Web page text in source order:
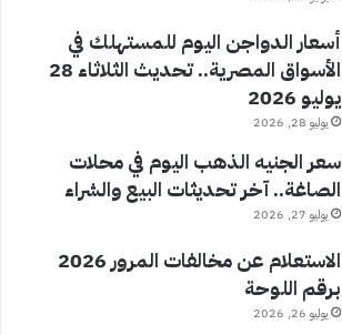
أسعار الدواجن اليوم للمستهلك في
الأسواق المصرية.. تحديث الثلاثاء 28
يوليو 2026
يوليو 28, 2026
سعر الجنيه الذهب اليوم في محلات
الصاغة.. آخر تحديثات البيع والشراء
يوليو 27, 2026
الاستعلام عن مخالفات المرور 2026
برقم اللوحة
يوليو 26, 2026